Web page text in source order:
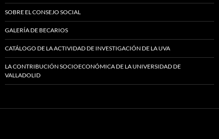
SOBRE EL CONSEJO SOCIAL
GALERÍA DE BECARIOS
CATÁLOGO DE LA ACTIVIDAD DE INVESTIGACIÓN DE LA UVA
LA CONTRIBUCIÓN SOCIOECONÓMICA DE LA UNIVERSIDAD DE
VALLADOLID